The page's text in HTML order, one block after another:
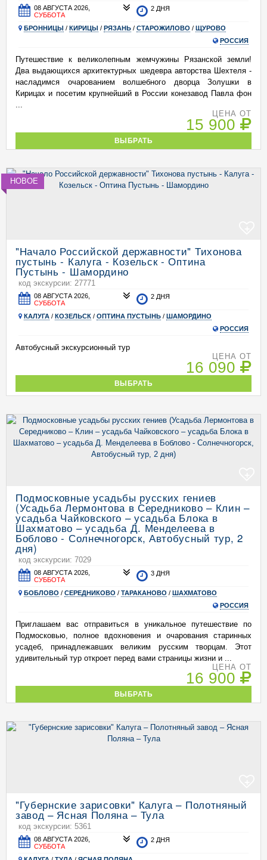
08 АВГУСТА 2026,
СУББОТА
2 ДНЯ
БРОННИЦЫ / КИРИЦЫ / РЯЗАНЬ / СТАРОЖИЛОВО / ЩУРОВО
РОССИЯ
Путешествие к великолепным жемчужины Рязанской земли!
Два выдающихся архитектурных шедевра авторства Шехтеля -
насладимся очарованием волшебного дворца Золушки в
Кирицах и посетим крупнейший в России конезавод Павла фон
...
ЦЕНА ОТ
15 900
ВЫБРАТЬ
НОВОЕ
"Начало Российской державности" Тихонова
пустынь - Калуга - Козельск - Оптина
Пустынь - Шамордино
код экскурсии: 27771
08 АВГУСТА 2026,
СУББОТА
2 ДНЯ
КАЛУГА / КОЗЕЛЬСК / ОПТИНА ПУСТЫНЬ / ШАМОРДИНО
РОССИЯ
Автобусный экскурсионный тур
ЦЕНА ОТ
16 090
ВЫБРАТЬ
Подмосковные усадьбы русских гениев
(Усадьба Лермонтова в Середниково – Клин –
усадьба Чайковского – усадьба Блока в
Шахматово – усадьба Д. Менделеева в
Боблово - Солнечногорск, Автобусный тур, 2
дня)
код экскурсии: 7029
08 АВГУСТА 2026,
СУББОТА
3 ДНЯ
БОБЛОВО / СЕРЕДНИКОВО / ТАРАКАНОВО / ШАХМАТОВО
РОССИЯ
Приглашаем вас отправиться в уникальное путешествие по
Подмосковью, полное вдохновения и очарования старинных
усадеб, принадлежавших великим русским творцам. Этот
удивительный тур откроет перед вами страницы жизни и ...
ЦЕНА ОТ
16 900
ВЫБРАТЬ
"Губернские зарисовки" Калуга – Полотняный
завод – Ясная Поляна – Тула
код экскурсии: 5361
08 АВГУСТА 2026,
СУББОТА
2 ДНЯ